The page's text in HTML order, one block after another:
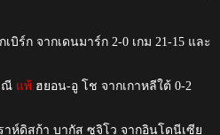
เบิร์ก จากเดนมาร์ก 2-0 เกม 21-15 และ
ณี แพ้ฮยอน-อู โช จากเกาหลีใต้ 0-2
าห์ดิสก้า บากัส ซูจิโว จากอินโดนีเซีย